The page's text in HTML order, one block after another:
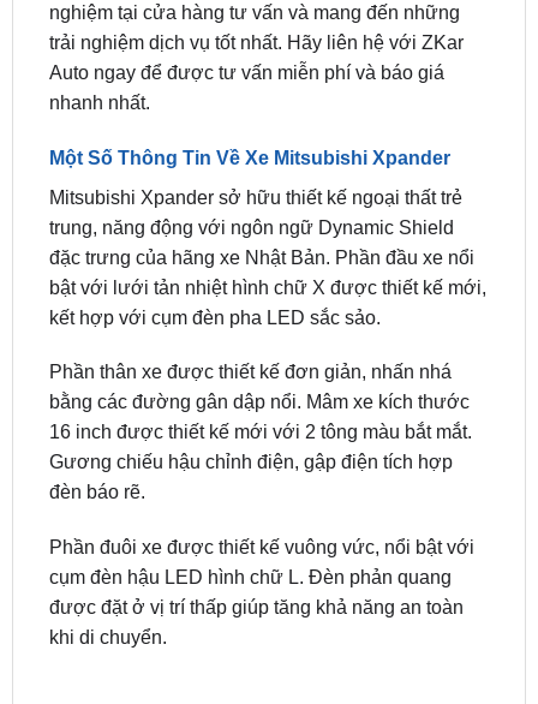
nghiệm tại cửa hàng tư vấn và mang đến những
trải nghiệm dịch vụ tốt nhất. Hãy liên hệ với ZKar
Auto ngay để được tư vấn miễn phí và báo giá
nhanh nhất.
Một Số Thông Tin Về Xe Mitsubishi Xpander
Mitsubishi Xpander sở hữu thiết kế ngoại thất trẻ
trung, năng động với ngôn ngữ Dynamic Shield
đặc trưng của hãng xe Nhật Bản. Phần đầu xe nổi
bật với lưới tản nhiệt hình chữ X được thiết kế mới,
kết hợp với cụm đèn pha LED sắc sảo.
Phần thân xe được thiết kế đơn giản, nhấn nhá
bằng các đường gân dập nổi. Mâm xe kích thước
16 inch được thiết kế mới với 2 tông màu bắt mắt.
Gương chiếu hậu chỉnh điện, gập điện tích hợp
đèn báo rẽ.
Phần đuôi xe được thiết kế vuông vức, nổi bật với
cụm đèn hậu LED hình chữ L. Đèn phản quang
được đặt ở vị trí thấp giúp tăng khả năng an toàn
khi di chuyển.